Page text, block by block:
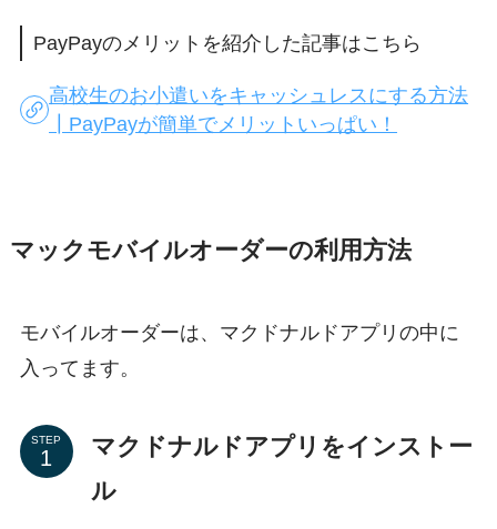
PayPayのメリットを紹介した記事はこちら
高校生のお小遣いをキャッシュレスにする方法
┃PayPayが簡単でメリットいっぱい！
マックモバイルオーダーの利用方法
モバイルオーダーは、マクドナルドアプリの中に
入ってます。
STEP
マクドナルドアプリをインストー
ル